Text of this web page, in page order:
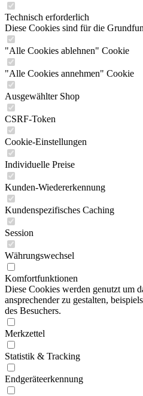
Technisch erforderlich
Diese Cookies sind für die
"Alle Cookies ablehnen" Cookie
"Alle Cookies annehmen" Cookie
Ausgewählter Shop
CSRF-Token
Cookie-Einstellungen
Individuelle Preise
Kunden-Wiedererkennung
Kundenspezifisches Caching
Session
Währungswechsel
Komfortfunktionen
Diese Cookies werden genutzt um
ansprechender zu gestalten,
des Besuchers.
Merkzettel
Statistik & Tracking
Endgeräteerkennung